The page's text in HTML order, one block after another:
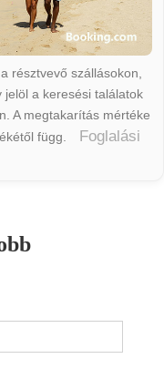
résztvevő szállásokon,
jelöl a keresési találatok
A megtakarítás mértéke
függ.
Foglalási